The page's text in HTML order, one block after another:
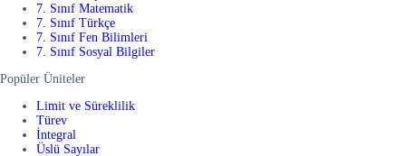
7. Sınıf Matematik
7. Sınıf Türkçe
7. Sınıf Fen Bilimleri
7. Sınıf Sosyal Bilgiler
Popüler Üniteler
Limit ve Süreklilik
Türev
İntegral
Üslü Sayılar